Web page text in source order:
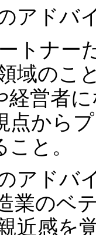
アドバ
トナー
域のこ
経営者
点から
と。
アドバ
業のベ
近感を